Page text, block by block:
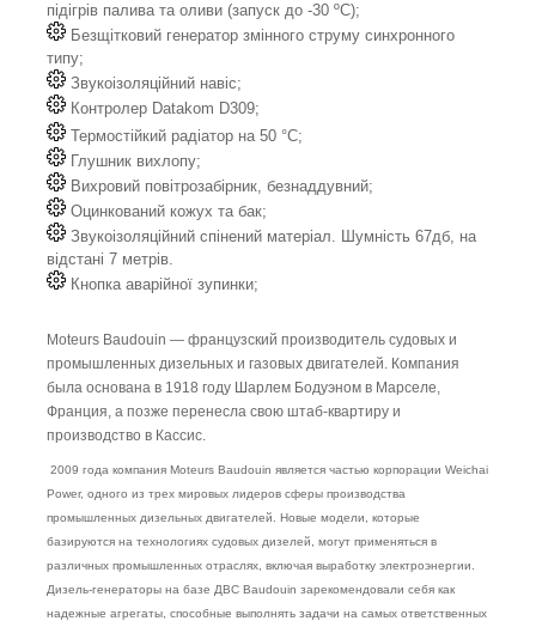
підігрів палива та оливи (запуск до -30 ºС);
Безщітковий генератор змінного струму синхронного
типу;
Звукоізоляційний навіс;
Контролер Datakom D309;
Термостійкий радіатор на 50 °C;
Глушник вихлопу;
Вихровий повітрозабірник, безнаддувний;
Оцинкований кожух та бак;
Звукоізоляційний спінений матеріал. Шумність 67дб, на
відстані 7 метрів.
Кнопка аварійної зупинки;
Moteurs Baudouin — французский производитель судовых и
промышленных дизельных и газовых двигателей. Компания
была основана в 1918 году Шарлем Бодуэном в Марселе,
Франция, а позже перенесла свою штаб-квартиру и
производство в Кассис.
2009 года компания Moteurs Baudouin является частью корпорации Weichai
Power, одного из трех мировых лидеров сферы производства
промышленных дизельных двигателей. Новые модели, которые
базируются на технологиях судовых дизелей, могут применяться в
различных промышленных отраслях, включая выработку электроэнергии.
Дизель-генераторы на базе ДВС Baudouin зарекомендовали себя как
надежные агрегаты, способные выполнять задачи на самых ответственных